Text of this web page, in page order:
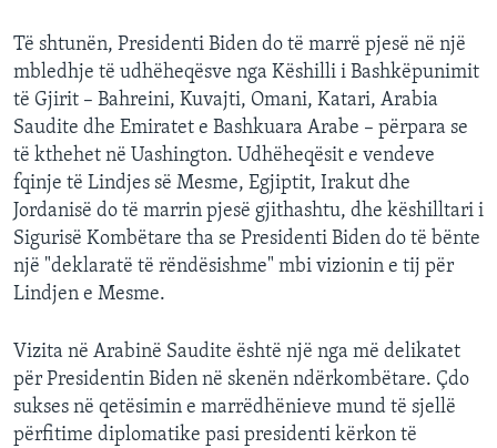
Të shtunën, Presidenti Biden do të marrë pjesë në një
mbledhje të udhëheqësve nga Këshilli i Bashkëpunimit
të Gjirit – Bahreini, Kuvajti, Omani, Katari, Arabia
Saudite dhe Emiratet e Bashkuara Arabe – përpara se
të kthehet në Uashington. Udhëheqësit e vendeve
fqinje të Lindjes së Mesme, Egjiptit, Irakut dhe
Jordanisë do të marrin pjesë gjithashtu, dhe këshilltari i
Sigurisë Kombëtare tha se Presidenti Biden do të bënte
një "deklaratë të rëndësishme" mbi vizionin e tij për
Lindjen e Mesme.
Vizita në Arabinë Saudite është një nga më delikatet
për Presidentin Biden në skenën ndërkombëtare. Çdo
sukses në qetësimin e marrëdhënieve mund të sjellë
përfitime diplomatike pasi presidenti kërkon të